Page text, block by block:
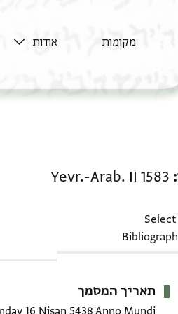
מקומות אודות
Yevr.-Arab. II 1583
Select
תאריך המסמך